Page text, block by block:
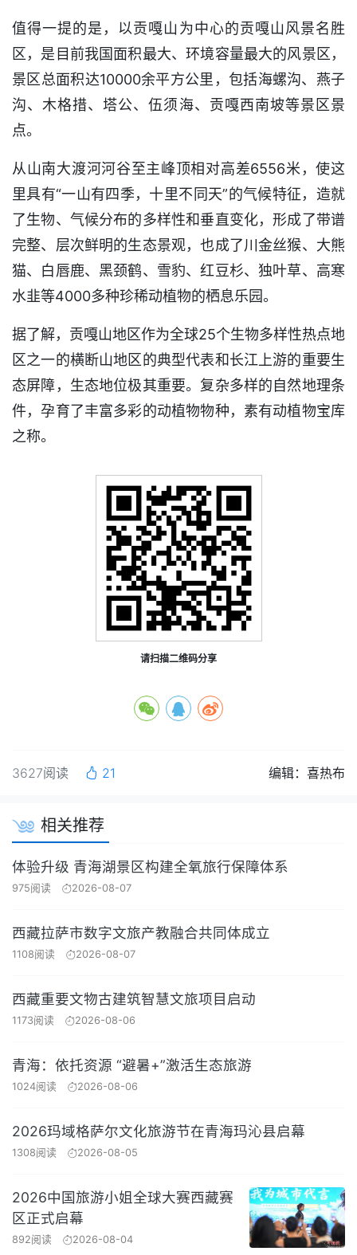
值得一提的是，以贡嘎山为中心的贡嘎山风景名胜
区，是目前我国面积最大、环境容量最大的风景区，
景区总面积达10000余平方公里，包括海螺沟、燕子
沟、木格措、塔公、伍须海、贡嘎西南坡等景区景
点。
从山南大渡河河谷至主峰顶相对高差6556米，使这
里具有“一山有四季，十里不同天”的气候特征，造就
了生物、气候分布的多样性和垂直变化，形成了带谱
完整、层次鲜明的生态景观，也成了川金丝猴、大熊
猫、白唇鹿、黑颈鹤、雪豹、红豆杉、独叶草、高寒
水韭等4000多种珍稀动植物的栖息乐园。
据了解，贡嘎山地区作为全球25个生物多样性热点地
区之一的横断山地区的典型代表和长江上游的重要生
态屏障，生态地位极其重要。复杂多样的自然地理条
件，孕育了丰富多彩的动植物物种，素有动植物宝库
之称。
请扫描二维码分享
3627阅读 21 编辑：喜热布
相关推荐
体验升级 青海湖景区构建全氧旅行保障体系
975阅读 2026-08-07
西藏拉萨市数字文旅产教融合共同体成立
1108阅读 2026-08-07
西藏重要文物古建筑智慧文旅项目启动
1173阅读 2026-08-06
青海：依托资源 “避暑+”激活生态旅游
1024阅读 2026-08-06
2026玛域格萨尔文化旅游节在青海玛沁县启幕
1308阅读 2026-08-05
2026中国旅游小姐全球大赛西藏赛
区正式启幕
892阅读 2026-08-04